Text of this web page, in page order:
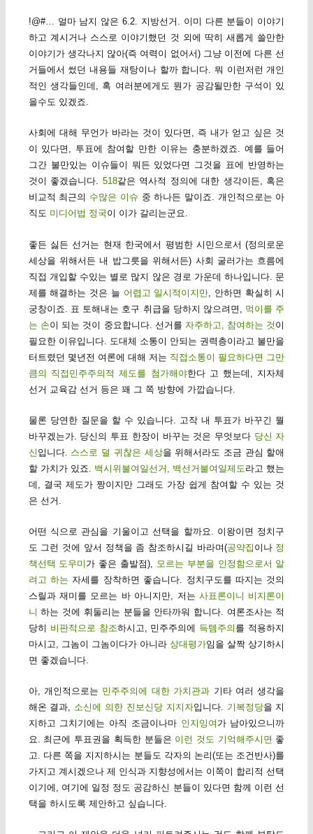
!@#… 얼마 남지 않은 6.2. 지방선거. 이미 다른 분들이 이야기
하고 계시거나 스스로 이야기했던 것 외에 딱히 새롭게 쓸만한
이야기가 생각나지 않아(즉 여력이 없어서) 그냥 이전에 다른 선
거들에서 썼던 내용들 재탕이나 할까 합니다. 뭐 이런저런 개인
적인 생각들인데, 혹 여러분에게도 뭔가 공감될만한 구석이 있
을수도 있겠죠.
사회에 대해 무언가 바라는 것이 있다면, 즉 내가 얻고 싶은 것
이 있다면, 투표에 참여할 만한 이유는 충분하겠죠. 예를 들어
그간 불만있는 이슈들이 뭐든 있었다면 그것을 표에 반영하는
것이 좋겠습니다. 518같은 역사적 정의에 대한 생각이든, 혹은
비교적 최근의 수많은 이슈 중 하나든 말이죠. 개인적으로는 아
직도 미디어법 정국이 이가 갈리는군요.
좋든 싫든 선거는 현재 한국에서 평범한 시민으로서 (정의로운
세상을 위해서든 내 밥그릇을 위해서든) 사회 굴러가는 흐름에
직접 개입할 수있는 별로 많지 않은 경로 가운데 하나입니다. 문
제를 해결하는 것은 늘 어렵고 일시적이지만 , 안하면 확실히 시
궁창이죠. 표 토해내는 호구 취급을 당하지 않으려면, 먹이를 주
는 손이 되는 것이 중요합니다. 선거를 자주하고, 참여하는 것 이
필요한 이유입니다. 도대체 소통이 안되는 권력층이라고 불만을
터트렸던 몇년전 여론에 대해 저는 직접소통이 필요하다면 그만
큼의 직접민주주의적 제도를 첨가해야한다 고 했는데, 지자체
선거 교육감 선거 등은 꽤 그 쪽 방향에 가깝습니다.
물론 당연한 질문을 할 수 있습니다. 고작 내 투표가 바꾸긴 뭘
바꾸겠는가. 당신의 투표 한장이 바꾸는 것은 무엇보다 당신 자
신 입니다. 스스로 덜 귀찮은 세상을 위해서라도 조금 관심 할애
할 가치가 있죠. 백시위불여일선거, 백선거불여일제도 라고 했는
데, 결국 제도가 짱이지만 그래도 가장 쉽게 참여할 수 있는 것
은 선거.
어떤 식으로 관심을 기울이고 선택을 할까요. 이왕이면 정치구
도 그런 것에 앞서 정책을 좀 참조하시길 바라며(공약집 이나 정
책선택 도우미 가 좋은 출발점),
모르는 부분을 인정함으로서 알
려고 하는 자세를 장착하면 좋습니다. 정치구도를 따지는 것의
스릴과 재미를 모르는 바 아니지만, 저는 사표론이니 비지론이
니 하는 것에 휘둘리는 분들을 안타까워 합니다. 여론조사는 적
당히 비판적으로 참조하시고, 민주주의에 득템주의 를 적용하지
마시고, 그놈이 그놈이다가 아니라상대평가임을 살짝 상기하시
면 좋겠습니다.
아, 개인적으로는 민주주의에 대한 가치관과 기타 여러 생각을
해온 결과, 소신에 의한 진보신당 지지자입니다. 기복정당을 지
지하고 그치기에는 아직 조금이나마 인지잉여 가 남아있으니까
요. 최근에 투표권을 획득한 분들은 이런 것도 기억해주시면 좋
고. 다른 쪽을 지지하시는 분들도 각자의 논리(또는 조건반사)를
가지고 계시겠으나 제 인식과 지향성에서는 이쪽이 합리적 선택
이기에, 여기에 일정 정도 공감하신 분들이 있다면 함께 이런 선
택을 하시도록 제안하고 싶습니다.